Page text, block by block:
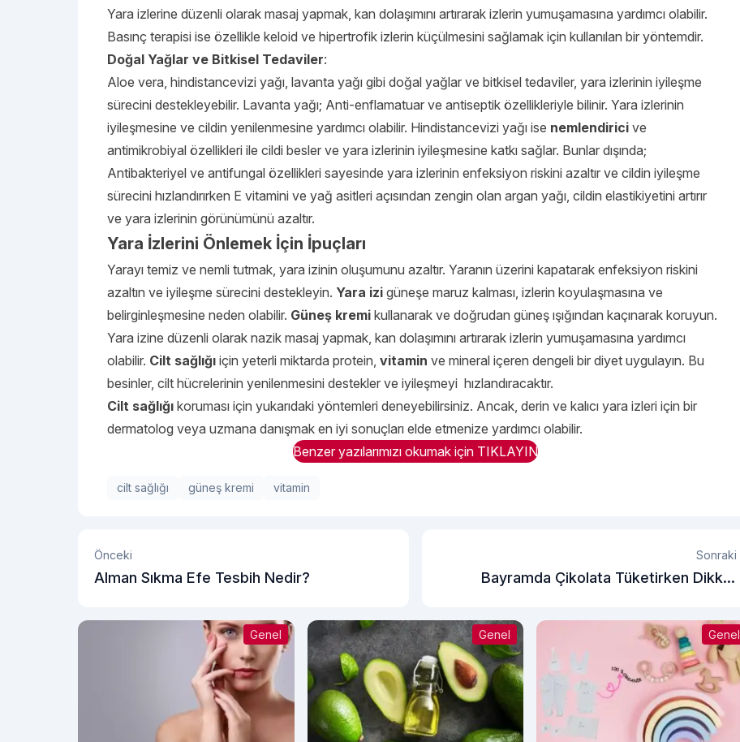
Yara izlerine düzenli olarak masaj yapmak, kan dolaşımını artırarak izlerin yumuşamasına yardımcı olabilir.
Basınç terapisi ise özellikle keloid ve hipertrofik izlerin küçülmesini sağlamak için kullanılan bir yöntemdir.
Doğal Yağlar ve Bitkisel Tedaviler:
Aloe vera, hindistancevizi yağı, lavanta yağı gibi doğal yağlar ve bitkisel tedaviler, yara izlerinin iyileşme
sürecini destekleyebilir. Lavanta yağı; Anti-enflamatuar ve antiseptik özellikleriyle bilinir. Yara izlerinin
iyileşmesine ve cildin yenilenmesine yardımcı olabilir. Hindistancevizi yağı ise nemlendirici ve
antimikrobiyal özellikleri ile cildi besler ve yara izlerinin iyileşmesine katkı sağlar. Bunlar dışında;
Antibakteriyel ve antifungal özellikleri sayesinde yara izlerinin enfeksiyon riskini azaltır ve cildin iyileşme
sürecini hızlandırırken E vitamini ve yağ asitleri açısından zengin olan argan yağı, cildin elastikiyetini artırır
ve yara izlerinin görünümünü azaltır.
Yara İzlerini Önlemek İçin İpuçları
Yarayı temiz ve nemli tutmak, yara izinin oluşumunu azaltır. Yaranın üzerini kapatarak enfeksiyon riskini
azaltın ve iyileşme sürecini destekleyin. Yara izi güneşe maruz kalması, izlerin koyulaşmasına ve
belirginleşmesine neden olabilir. Güneş kremi kullanarak ve doğrudan güneş ışığından kaçınarak koruyun.
Yara izine düzenli olarak nazik masaj yapmak, kan dolaşımını artırarak izlerin yumuşamasına yardımcı
olabilir. Cilt sağlığı için yeterli miktarda protein, vitamin ve mineral içeren dengeli bir diyet uygulayın. Bu
besinler, cilt hücrelerinin yenilenmesini destekler ve iyileşmeyi hızlandıracaktır.
Cilt sağlığı koruması için yukarıdaki yöntemleri deneyebilirsiniz. Ancak, derin ve kalıcı yara izleri için bir
dermatolog veya uzmana danışmak en iyi sonuçları elde etmenize yardımcı olabilir.
Benzer yazılarımızı okumak için TIKLAYIN
cilt sağlığı güneş kremi vitamin
Önceki
Alman Sıkma Efe Tesbih Nedir?
Sonraki
Bayramda Çikolata Tüketirken Dikkat
Genel Genel Genel